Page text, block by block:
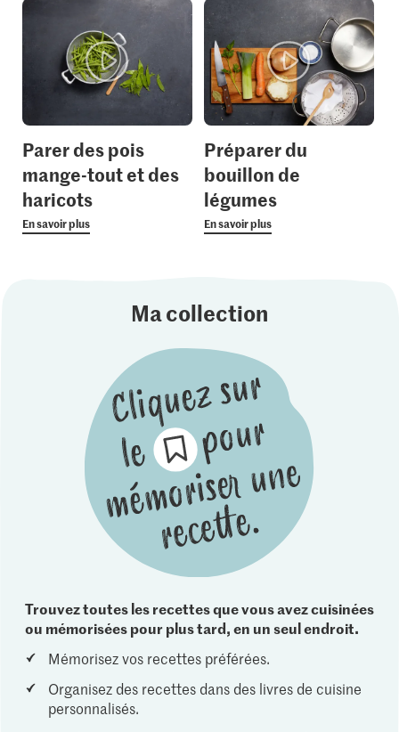
Parer des pois
mange-tout et des
haricots
En savoir plus
Préparer du
bouillon de
légumes
En savoir plus
Ma collection
Trouvez toutes les recettes que vous avez cuisinées
ou mémorisées pour plus tard, en un seul endroit.
Mémorisez vos recettes préférées.
Organisez des recettes dans des livres de cuisine
personnalisés.